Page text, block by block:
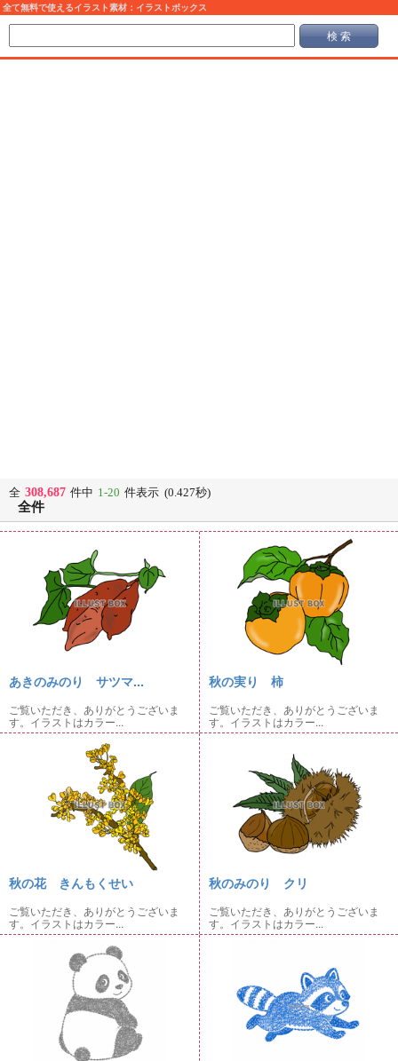
全て無料で使えるイラスト素材：イラストボックス
検 索
全 308,687 件中 1-20 件表示 (0.427秒)
全件
あきのみのり サツマ...
ご覧いただき、ありがとうございま
す。イラストはカラー...
秋の実り 柿
ご覧いただき、ありがとうございま
す。イラストはカラー...
秋の花 きんもくせい
ご覧いただき、ありがとうございま
す。イラストはカラー...
秋のみのり クリ
ご覧いただき、ありがとうございま
す。イラストはカラー...